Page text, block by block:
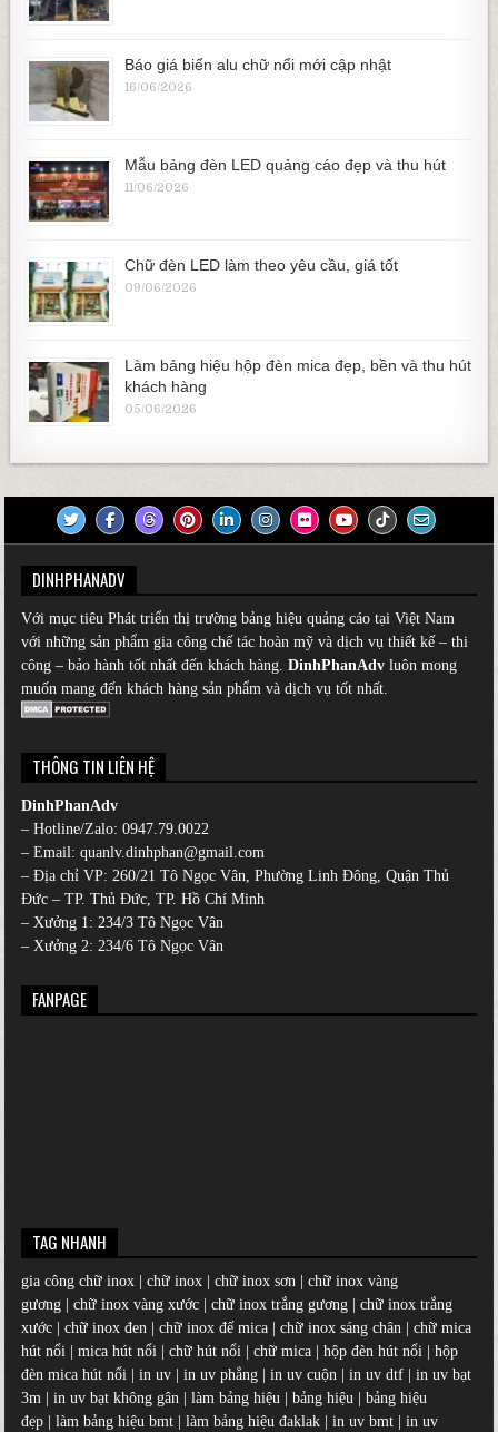
Báo giá biển alu chữ nổi mới cập nhật
16/06/2026
Mẫu bảng đèn LED quảng cáo đẹp và thu hút
11/06/2026
Chữ đèn LED làm theo yêu cầu, giá tốt
09/06/2026
Làm bảng hiệu hộp đèn mica đẹp, bền và thu hút
khách hàng
05/06/2026
DINHPHANADV
Với mục tiêu Phát triển thị trường bảng hiệu quảng cáo tại Việt Nam
với những sản phẩm gia công chế tác hoàn mỹ và dịch vụ thiết kế – thi
công – bảo hành tốt nhất đến khách hàng.DinhPhanAdv luôn mong
muốn mang đến khách hàng sản phẩm và dịch vụ tốt nhất.
THÔNG TIN LIÊN HỆ
DinhPhanAdv
– Hotline/Zalo:0947.79.0022
– Email: quanlv.dinhphan@gmail.com
– Địa chỉ VP: 260/21 Tô Ngọc Vân, Phường Linh Đông, Quận Thủ
Đức – TP. Thủ Đức, TP. Hồ Chí Minh
– Xưởng 1: 234/3 Tô Ngọc Vân
– Xưởng 2: 234/6 Tô Ngọc Vân
FANPAGE
TAG NHANH
gia công chữ inox |chữ inox |chữ inox sơn |chữ inox vàng
gương |chữ inox vàng xước |chữ inox trắng gương |chữ inox trắng
xước |chữ inox đen |chữ inox đế mica |chữ inox sáng chân |chữ mica
hút nổi |mica hút nổi |chữ hút nổi |chữ mica |hộp đèn hút nổi |hộp
đèn mica hút nổi |in uv |in uv phẳng |in uv cuộn |in uv dtf |in uv bạt
3m |in uv bạt không gân |làm bảng hiệu |bảng hiệu |bảng hiệu
đẹp |làm bảng hiệu bmt |làm bảng hiệu đaklak |in uv bmt |in uv